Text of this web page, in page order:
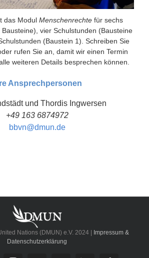
das Modul Menschenrechte für sechs
vier Schulstunden (Bausteine
(Baustein 1). Schreiben Sie
rufen Sie an, damit wir einen Termin
weiteren Details besprechen können.
Ansprechpersonen
und Thordis Ingwersen
+49 163 6874972
bbvn@dmun.de
Nations (DMUN) e.V. 2024 |
Impressum &
Datenschutzerklärung